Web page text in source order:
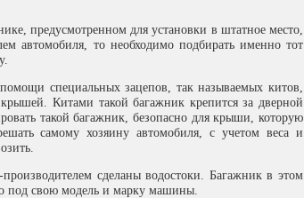
предусмотренном для установки в штатное место,
автомобиля, то необходимо подбирать именно тот
специальных зацепов, так называемых китов,
Китами такой багажник крепится за дверной
такой багажник, безопасно для крыши, которую
самому хозяину автомобиля, с учетом веса и
сделаны водостоки. Багажник в этом
под свою модель и марку машины.